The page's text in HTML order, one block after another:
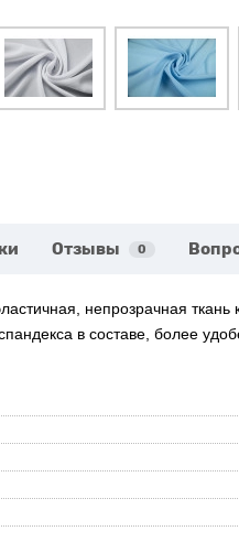
Отзывы 0
непрозрачная
в составе, более